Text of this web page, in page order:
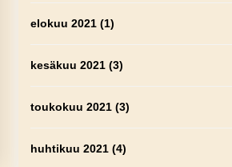
elokuu 2021(1)
kesäkuu 2021(3)
toukokuu 2021(3)
huhtikuu 2021(4)